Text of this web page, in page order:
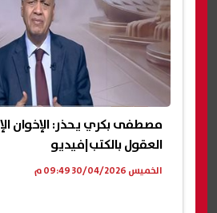
مصطفى بكري يحذر: الإخوان
العقول بالكتب|فيديو
الخميس 30/04/2026 09:49 م